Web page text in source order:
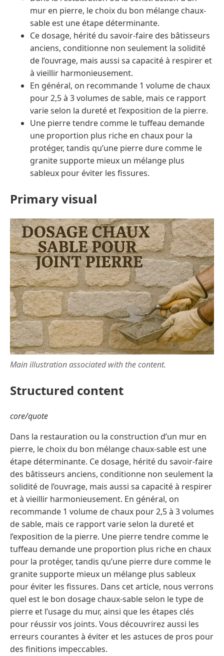
mur en pierre, le choix du bon mélange chaux-
sable est une étape déterminante.
Ce dosage, hérité du savoir-faire des bâtisseurs
anciens, conditionne non seulement la solidité
de l’ouvrage, mais aussi sa capacité à respirer et
à vieillir harmonieusement.
En général, on recommande 1 volume de chaux
pour 2,5 à 3 volumes de sable, mais ce rapport
varie selon la dureté et l’exposition de la pierre.
Une pierre tendre comme le tuffeau demande
une proportion plus riche en chaux pour la
protéger, tandis qu’une pierre dure comme le
granite supporte mieux un mélange plus
sableux pour éviter les fissures.
Primary visual
Main illustration associated with the content.
Structured content
core/quote
Dans la restauration ou la construction d’un mur en
pierre, le choix du bon mélange chaux-sable est une
étape déterminante. Ce dosage, hérité du savoir-faire
des bâtisseurs anciens, conditionne non seulement la
solidité de l’ouvrage, mais aussi sa capacité à respirer
et à vieillir harmonieusement. En général, on
recommande 1 volume de chaux pour 2,5 à 3 volumes
de sable, mais ce rapport varie selon la dureté et
l’exposition de la pierre. Une pierre tendre comme le
tuffeau demande une proportion plus riche en chaux
pour la protéger, tandis qu’une pierre dure comme le
granite supporte mieux un mélange plus sableux
pour éviter les fissures. Dans cet article, nous verrons
quel est le bon dosage chaux-sable selon le type de
pierre et l’usage du mur, ainsi que les étapes clés
pour réussir vos joints. Vous découvrirez aussi les
erreurs courantes à éviter et les astuces de pros pour
des finitions impeccables.